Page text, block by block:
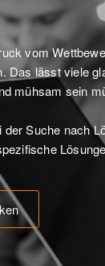
vom
Das lässt viele
mühsam sein
Suche nach